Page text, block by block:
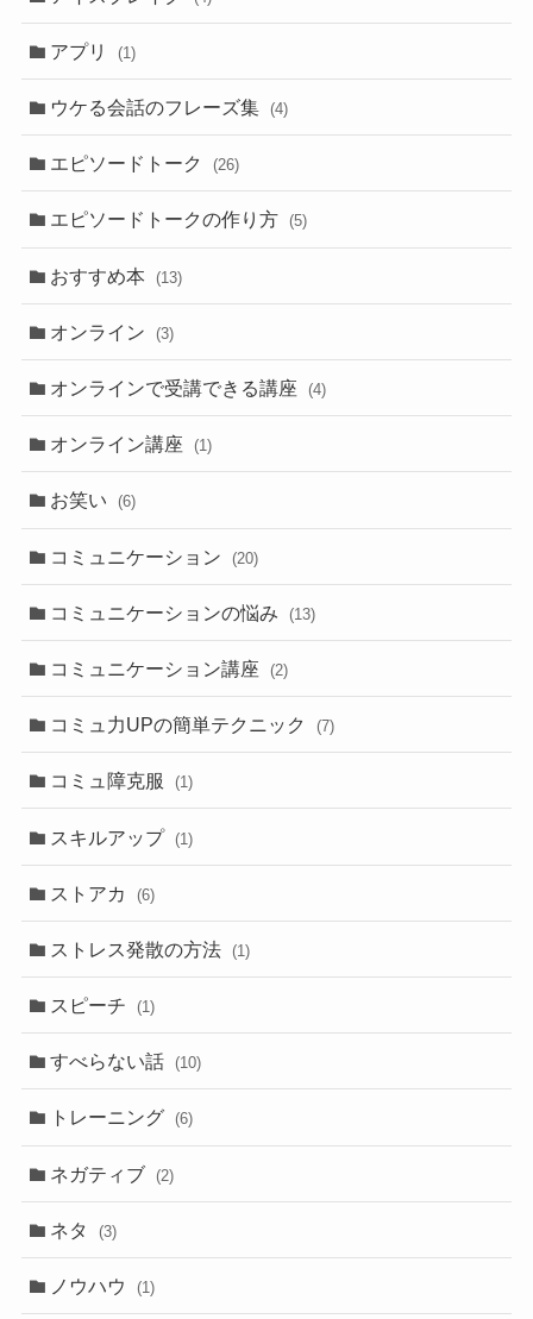
アプリ (1)
ウケる会話のフレーズ集 (4)
エピソードトーク (26)
エピソードトークの作り方 (5)
おすすめ本 (13)
オンライン (3)
オンラインで受講できる講座 (4)
オンライン講座 (1)
お笑い (6)
コミュニケーション (20)
コミュニケーションの悩み (13)
コミュニケーション講座 (2)
コミュ力UPの簡単テクニック (7)
コミュ障克服 (1)
スキルアップ (1)
ストアカ (6)
ストレス発散の方法 (1)
スピーチ (1)
すべらない話 (10)
トレーニング (6)
ネガティブ (2)
ネタ (3)
ノウハウ (1)